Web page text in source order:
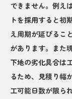
できません。例え
トを採用すると初
え周期が延びるこ
があります。また
下地の劣化具合は
るため、見積り幅
工可能日数が限ら